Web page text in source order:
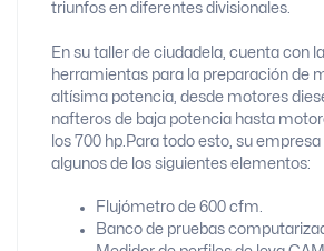
triunfos en diferentes divisionales.
En su taller de ciudadela, cuenta con
herramientas para la preparación de
altísima potencia, desde motores
nafteros de baja potencia hasta
los 700 hp. Para todo esto, su
algunos de los siguientes elementos:
Flujómetro de 600 cfm.
Banco de pruebas